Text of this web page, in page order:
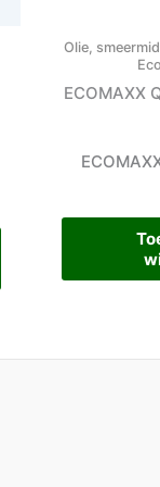
Olie,
ECOMAXX